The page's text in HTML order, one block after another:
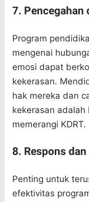
7. Pencegahan
Program
mengenai
emosi dapat
kekerasan.
hak mereka dan
kekerasan adalah
memerangi KDRT.
8. Respons
Penting untuk
efektivitas